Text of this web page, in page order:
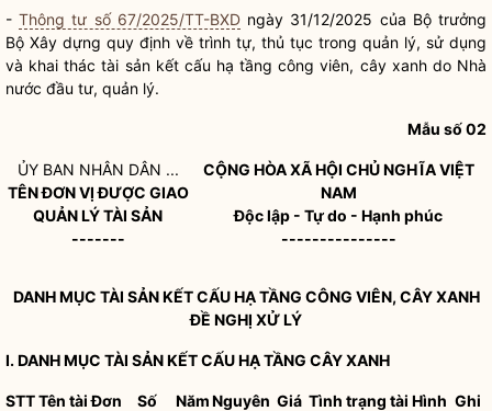
-Thông tư số 67/2025/TT-BXDngày 31/12/2025 của Bộ trưởng
Bộ Xây dựng quy định về trình tự, thủ tục trong quản lý, sử dụng
và khai thác tài sản kết cấu hạ tầngcông viên, cây xanhdo Nhà
nước đầu tư, quản lý.
Mẫu số 02
ỦY BAN NHÂN DÂN ...
TÊN ĐƠN VỊ ĐƯỢC GIAO
QUẢN LÝ TÀI SẢN
-------
CỘNG HÒA XÃ HỘI CHỦ NGHĨA VIỆT
NAM
Độc lập - Tự do - Hạnh phúc
---------------
DANH MỤC TÀI SẢN KẾT CẤU HẠ TẦNG CÔNG VIÊN, CÂY XANH
ĐỀ NGHỊ XỬ LÝ
I. DANH MỤC TÀI SẢN KẾT CẤU HẠ TẦNG CÂY XANH
STTTên tài Đơn
Số
NămNguyên Giá Tình trạng tài Hình Ghi